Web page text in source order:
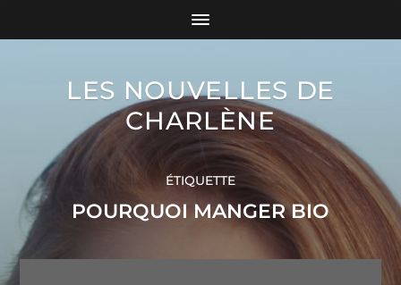
LES NOUVELLES DE
CHARLÈNE
ÉTIQUETTE
POURQUOI MANGER BIO